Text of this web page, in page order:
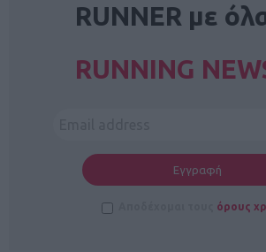
RUNNER με
RUNNING
όρους